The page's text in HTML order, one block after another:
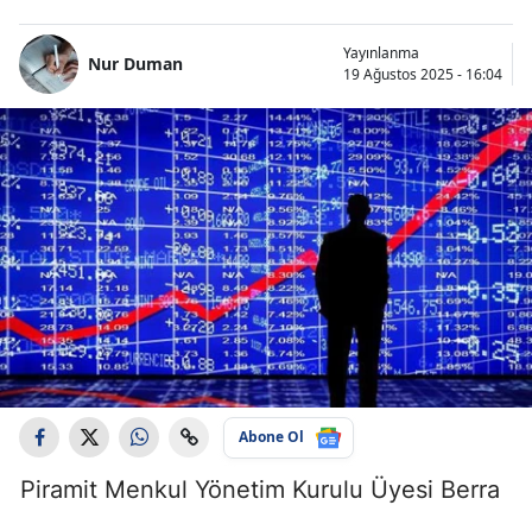
Nur Duman
Yayınlanma
19 Ağustos 2025 - 16:04
Abone Ol
Piramit Menkul Yönetim Kurulu Üyesi Berra